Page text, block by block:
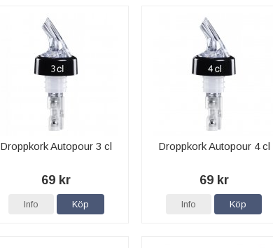
Droppkork Autopour 3 cl
69 kr
Info Köp
Droppkork Autopour 4 cl
69 kr
Info Köp